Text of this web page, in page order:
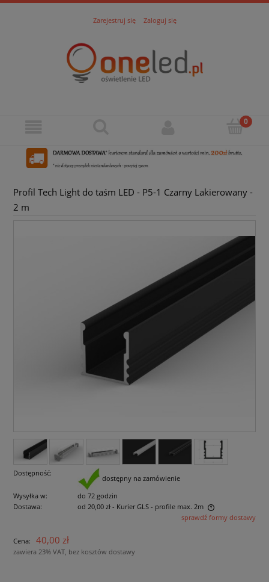
Zarejestruj się Zaloguj się
Profil Tech Light do taśm LED - P5-1 Czarny Lakierowany -
2 m
Dostępność:
dostępny na zamówienie
Wysyłka w:
do 72 godzin
Dostawa:
od 20,00 zł - Kurier GLS - profile max. 2m
Cena nie zawiera ewentualnych kosztów płatnościsprawdź formy dostawy
Cena: 40,00 zł
zawiera 23% VAT, bez kosztów dostawy